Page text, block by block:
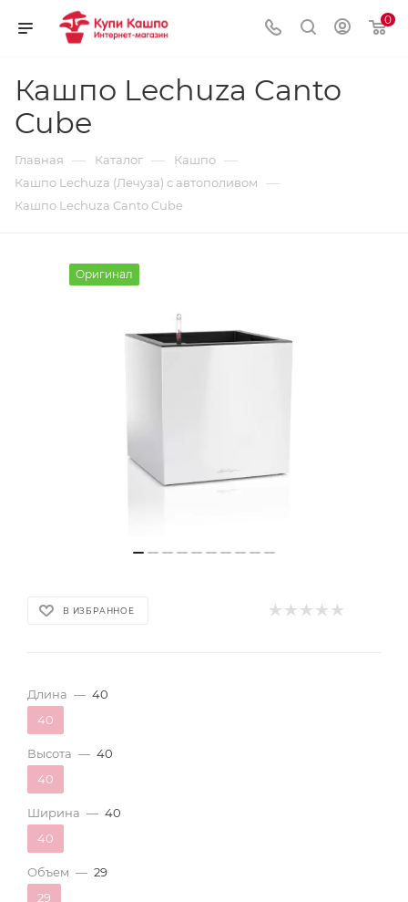
0
Кашпо Lechuza Canto
Cube
Главная — Каталог — Кашпо —
Кашпо Lechuza (Лечуза) с автополивом —
Кашпо Lechuza Canto Cube
Оригинал
В ИЗБРАННОЕ
Длина — 40
40
Высота — 40
40
Ширина — 40
40
Объем — 29
29